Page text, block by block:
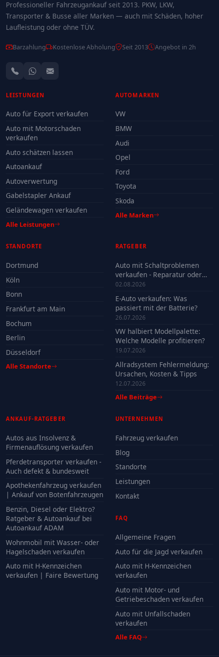
Professioneller Fahrzeugankauf seit 2013. PKW, LKW,
Transporter & Busse aller Marken — auch mit Schäden, hoher
Laufleistung oder ohne TÜV.
Barzahlung Kostenlose Abholung Seit 2013 Angebot in 2h
LEISTUNGEN
Auto für Export verkaufen
Auto mit Motorschaden
verkaufen
Auto schätzen lassen
Autoankauf
Autoverwertung
Gabelstapler Ankauf
Geländewagen verkaufen
Alle Leistungen
AUTOMARKEN
VW
BMW
Audi
Opel
Ford
Toyota
Skoda
Alle Marken
STANDORTE
Dortmund
Köln
Bonn
Frankfurt am Main
Bochum
Berlin
Düsseldorf
Alle Standorte
RATGEBER
Auto mit Schaltproblemen
verkaufen - Reparatur oder
Verkauf?
02.08.2026
E-Auto verkaufen: Was
passiert mit der Batterie?
26.07.2026
VW halbiert Modellpalette:
Welche Modelle profitieren?
19.07.2026
Allradsystem Fehlermeldung:
Ursachen, Kosten & Tipps
12.07.2026
Alle Beiträge
ANKAUF-RATGEBER
Autos aus Insolvenz &
Firmenauflösung verkaufen
Pferdetransporter verkaufen -
Auch defekt & bundesweit
Apothekenfahrzeug verkaufen
| Ankauf von Botenfahrzeugen
Benzin, Diesel oder Elektro?
Ratgeber & Autoankauf bei
Autoankauf ADAM
Wohnmobil mit Wasser- oder
Hagelschaden verkaufen
Auto mit H-Kennzeichen
verkaufen | Faire Bewertung
UNTERNEHMEN
Fahrzeug verkaufen
Blog
Standorte
Leistungen
Kontakt
FAQ
Allgemeine Fragen
Auto für die Jagd verkaufen
Auto mit H-Kennzeichen
verkaufen
Auto mit Motor- und
Getriebeschaden verkaufen
Auto mit Unfallschaden
verkaufen
Alle FAQ